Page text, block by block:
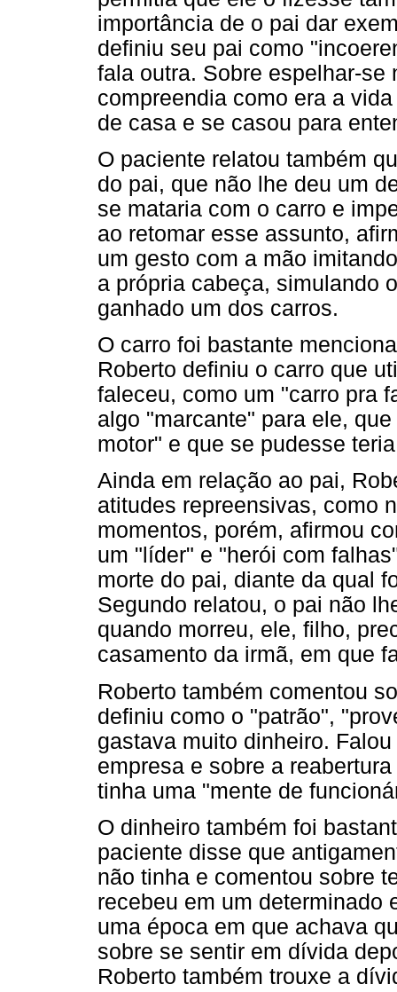
importância de o pai dar
definiu seu pai como
fala outra. Sobre espelhar-se
compreendia como era a
de casa e se casou para
O paciente relatou também
do pai, que não lhe deu um
se mataria com o carro e
ao retomar esse assunto,
um gesto com a mão
a própria cabeça, simulando
ganhado um dos carros.
O carro foi bastante
Roberto definiu o carro que
faleceu, como um "carro pra
algo "marcante" para ele,
motor" e que se pudesse
Ainda em relação ao pai,
atitudes repreensivas, como
momentos, porém, afirmou
um "líder" e "herói com
morte do pai, diante da qual
Segundo relatou, o pai não
quando morreu, ele, filho,
casamento da irmã, em que
Roberto também comentou
definiu como o "patrão",
gastava muito dinheiro.
empresa e sobre a
tinha uma "mente de
O dinheiro também foi
paciente disse que
não tinha e comentou sobre
recebeu em um determinado
uma época em que achava
sobre se sentir em dívida
Roberto também trouxe a